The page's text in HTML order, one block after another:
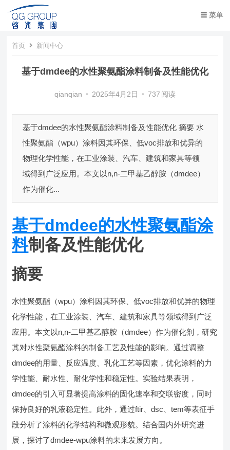
菜单
首页 新闻中心
基于dmdee的水性聚氨酯涂料制备及性能优化
qianqian • 2025年4月2日 • 737 阅读
基于dmdee的水性聚氨酯涂料制备及性能优化 摘要 水
性聚氨酯（wpu）涂料因其环保、低voc排放和优异的
物理化学性能，在工业涂装、汽车、建筑和家具等领
域得到广泛应用。本文以n,n-二甲基乙醇胺（dmdee）
作为催化...
基于dmdee的水性聚氨酯涂
料制备及性能优化
摘要
水性聚氨酯（wpu）涂料因其环保、低voc排放和优异的物理
化学性能，在工业涂装、汽车、建筑和家具等领域得到广泛
应用。本文以n,n-二甲基乙醇胺（dmdee）作为催化剂，研究
其对水性聚氨酯涂料的制备工艺及性能的影响。通过调整
dmdee的用量、反应温度、乳化工艺等因素，优化涂料的力
学性能、耐水性、耐化学性和稳定性。实验结果表明，
dmdee的引入可显著提高涂料的固化速率和交联密度，同时
保持良好的乳液稳定性。此外，通过ftir、dsc、tem等表征手
段分析了涂料的化学结构和微观形貌。结合国内外研究进
展，探讨了dmdee-wpu涂料的未来发展方向。